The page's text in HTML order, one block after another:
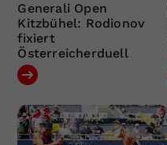
Generali Open
Kitzbühel: Rodionov
fixiert
Österreicherduell